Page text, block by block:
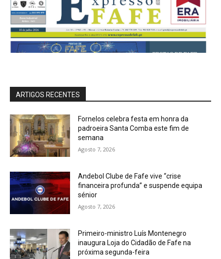
ARTIGOS RECENTES
Fornelos celebra festa em honra da
padroeira Santa Comba este fim de
semana
Agosto 7, 2026
Andebol Clube de Fafe vive “crise
financeira profunda” e suspende equipa
sénior
Agosto 7, 2026
Primeiro-ministro Luís Montenegro
inaugura Loja do Cidadão de Fafe na
próxima segunda-feira